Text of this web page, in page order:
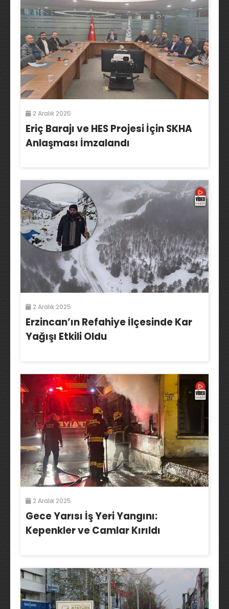
2 Aralık 2025
Eriç Barajı ve HES Projesi İçin SKHA
Anlaşması İmzalandı
2 Aralık 2025
Erzincan’ın Refahiye İlçesinde Kar
Yağışı Etkili Oldu
2 Aralık 2025
Gece Yarısı İş Yeri Yangını:
Kepenkler ve Camlar Kırıldı